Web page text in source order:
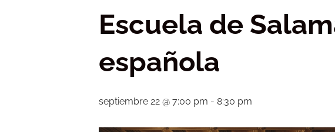
Escuela de
española
septiembre 22 @ 7:00 pm - 8:30 pm